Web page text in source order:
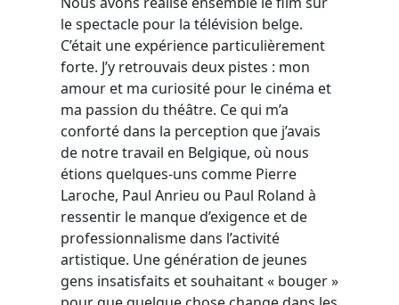
le spectacle pour la télévision belge.
C’était une expérience particulièrement
forte. J’y retrouvais deux pistes : mon
amour et ma curiosité pour le cinéma et
ma passion du théâtre. Ce qui m’a
conforté dans la perception que j’avais
de notre travail en Belgique, où nous
étions quelques-uns comme Pierre
Laroche, Paul Anrieu ou Paul Roland à
ressentir le manque d’exigence et de
professionnalisme dans l’activité
artistique. Une génération de jeunes
gens insatisfaits et souhaitant « bouger »